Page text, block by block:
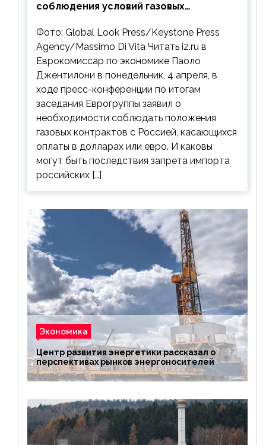
соблюдения условий газовых
Фото: Global Look Press/Keystone Press
Agency/Massimo Di Vita Читать iz.ru в
Еврокомиссар по экономике Паоло
Джентилони в понедельник, 4 апреля, в
ходе пресс-конференции по итогам
заседания Еврогруппы заявил о
необходимости соблюдать положения
газовых контрактов с Россией, касающихся
оплаты в долларах или евро. И каковы
могут быть последствия запрета импорта
российских […]
Экономика
Центр развития энергетики рассказал о
перспективах рынков энергоносителей